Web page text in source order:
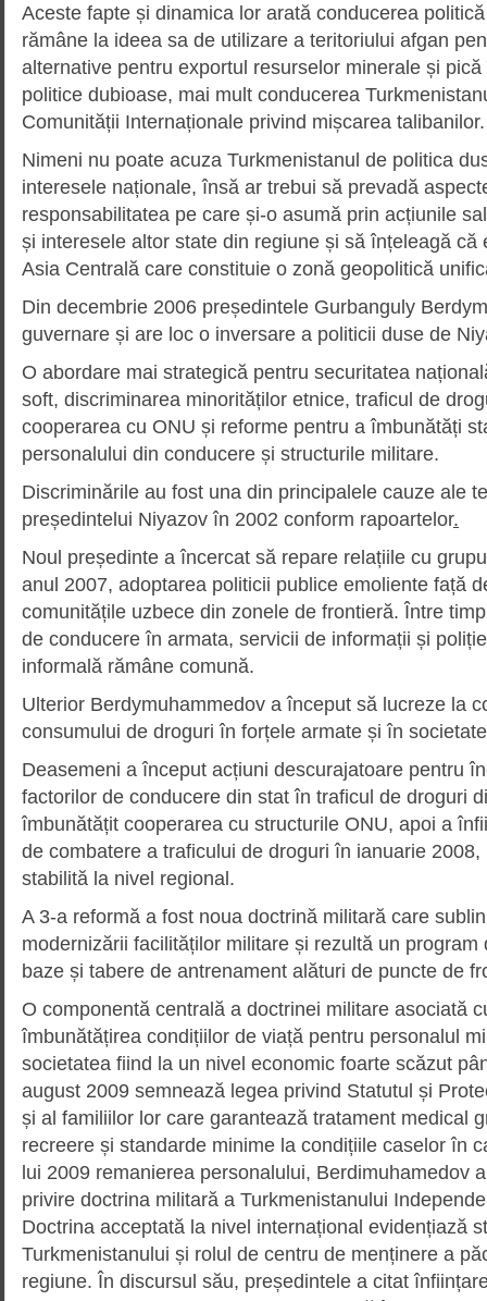
Aceste fapte și dinamica lor arată conducerea
rămâne la ideea sa de utilizare a teritoriului afgan
alternative pentru exportul resurselor minerale și
politice dubioase, mai mult conducerea
Comunității Internaționale privind mișcarea talibanilor.
Nimeni nu poate acuza Turkmenistanul de politica
interesele naționale, însă ar trebui să prevadă
responsabilitatea pe care și-o asumă prin acțiunile
și interesele altor state din regiune și să înțeleagă că
Asia Centrală care constituie o zonă geopolitică
Din decembrie 2006 președintele Gurbanguly
guvernare și are loc o inversare a politicii duse de
O abordare mai strategică pentru securitatea
soft, discriminarea minorităților etnice, traficul de
cooperarea cu ONU și reforme pentru a îmbunătăți
personalului din conducere și structurile militare.
Discriminările au fost una din principalele cauze ale
președintelui Niyazov în 2002 conform rapoartelor.
Noul președinte a încercat să repare relațiile cu
anul 2007, adoptarea politicii publice emoliente față
comunitățile uzbece din zonele de frontieră. Între
de conducere în armata, servicii de informații și
informală rămâne comună.
Ulterior Berdymuhammedov a început să lucreze la
consumului de droguri în forțele armate și în
Deasemeni a început acțiuni descurajatoare pentru
factorilor de conducere din stat în traficul de droguri
îmbunătățit cooperarea cu structurile ONU, apoi a
de combatere a traficului de droguri în ianuarie
stabilită la nivel regional.
A 3-a reformă a fost noua doctrină militară care
modernizării facilităților militare și rezultă un program
baze și tabere de antrenament alături de puncte de
O componentă centrală a doctrinei militare asociată
îmbunătățirea condițiilor de viață pentru personalul
societatea fiind la un nivel economic foarte scăzut
august 2009 semnează legea privind Statutul și
și al familiilor lor care garantează tratament medical
recreere și standarde minime la condițiile caselor în
lui 2009 remanierea personalului, Berdimuhamedov
privire doctrina militară a Turkmenistanului
Doctrina acceptată la nivel internațional evidențiază
Turkmenistanului și rolul de centru de menținere a
regiune. În discursul său, președintele a citat